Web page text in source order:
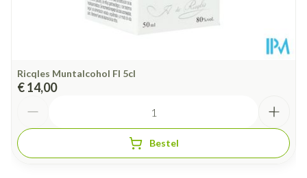
Ricqles Muntalcohol Fl 5cl
€ 14,00
Bestel